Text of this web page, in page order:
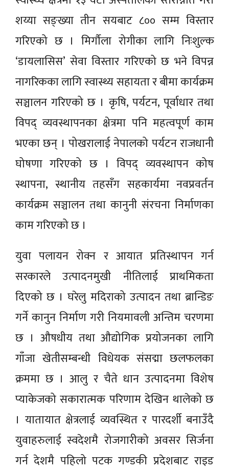
शय्या सङ्ख्या तीन सयबाट ८०० सम्म विस्तार
गरिएको छ । मिर्गाैला रोगीका लागि निःशुल्क
‘डायलासिस’ सेवा विस्तार गरिएको छ भने विपन्न
नागरिकका लागि स्वास्थ्य सहायता र बीमा कार्यक्रम
सञ्चालन गरिएको छ । कृषि, पर्यटन, पूर्वाधार तथा
विपद् व्यवस्थापनका क्षेत्रमा पनि महत्वपूर्ण काम
भएका छन् । पोखरालाई नेपालको पर्यटन राजधानी
घोषणा गरिएको छ । विपद् व्यवस्थापन कोष
स्थापना, स्थानीय तहसँग सहकार्यमा नवप्रवर्तन
कार्यक्रम सञ्चालन तथा कानुनी संरचना निर्माणका
काम गरिएको छ ।
युवा पलायन रोक्न र आयात प्रतिस्थापन गर्न
सरकारले उत्पादनमुखी नीतिलाई प्राथमिकता
दिएको छ । घरेलु मदिराको उत्पादन तथा ब्रान्डिङ
गर्ने कानुन निर्माण गरी नियमावली अन्तिम चरणमा
छ । औषधीय तथा औद्योगिक प्रयोजनका लागि
गाँजा खेतीसम्बन्धी विधेयक संसद्मा छलफलका
क्रममा छ । आलु र चैते धान उत्पादनमा विशेष
प्याकेजको सकारात्मक परिणाम देखिन थालेको छ
। यातायात क्षेत्रलाई व्यवस्थित र पारदर्शी बनाउँदै
युवाहरुलाई स्वदेशमै रोजगारीको अवसर सिर्जना
गर्न देशमै पहिलो पटक गण्डकी प्रदेशबाट राइड